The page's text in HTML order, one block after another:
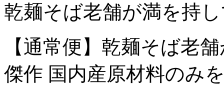
乾麺そば老舗が満を持
【通常便】乾麺そば老
傑作 国内産原材料のみ